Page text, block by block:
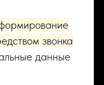
звонка
данные